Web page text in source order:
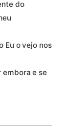
do
Eu o vejo nos
embora e se